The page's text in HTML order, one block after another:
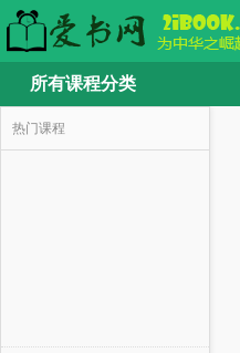
所有课程分类
热门课程